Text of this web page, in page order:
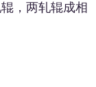
，两轧辊成相